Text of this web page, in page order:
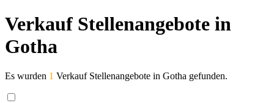
Verkauf Stellenangebote in
Gotha
Es wurden 1 Verkauf Stellenangebote in Gotha gefunden.